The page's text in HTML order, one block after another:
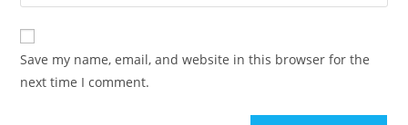
Save my name, email, and website in this browser for the
next time I comment.